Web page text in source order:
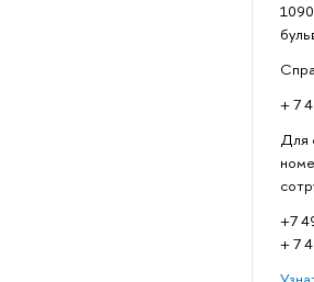
+ 7
Для
+7
+ 7